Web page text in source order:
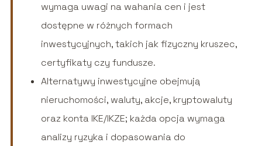
wymaga uwagi na wahania cen i jest
dostępne w różnych formach
inwestycyjnych, takich jak fizyczny kruszec,
certyfikaty czy fundusze.
Alternatywy inwestycyjne obejmują
nieruchomości, waluty, akcje, kryptowaluty
oraz konta IKE/IKZE; każda opcja wymaga
analizy ryzyka i dopasowania do